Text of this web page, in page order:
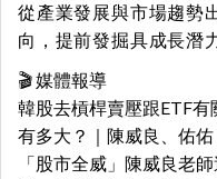
從產業發展與市場趨勢
向，提前發掘具成長潛
🎬 媒體報導
韓股去槓桿賣壓跟ETF
有多大？｜陳威良、佑
「股市全威」陳威良老